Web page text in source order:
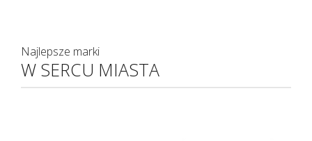
Najlepsze marki
W SERCU MIASTA